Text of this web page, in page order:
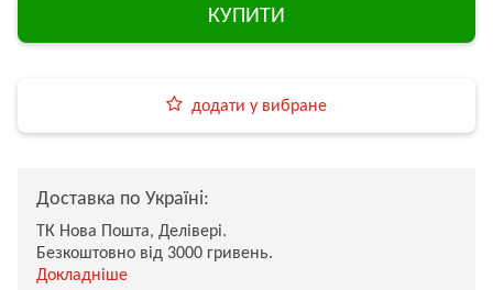
КУПИТИ
додати у вибране
Доставка по Україні:
ТК Нова Пошта, Делівері.
Безкоштовно від 3000 гривень.
Докладніше